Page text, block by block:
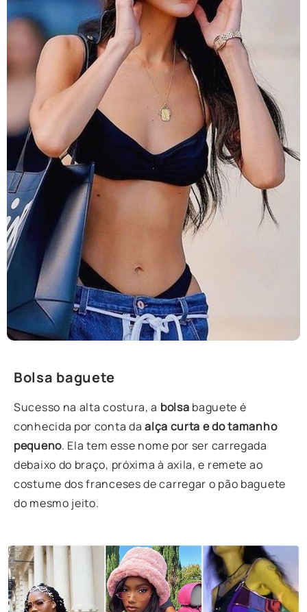
Bolsa baguete
Sucesso na alta costura, a bolsa baguete é
conhecida por conta daalça curta e do tamanho
pequeno. Ela tem esse nome por ser carregada
debaixo do braço, próxima à axila, e remete ao
costume dos franceses de carregar o pão baguete
do mesmo jeito.